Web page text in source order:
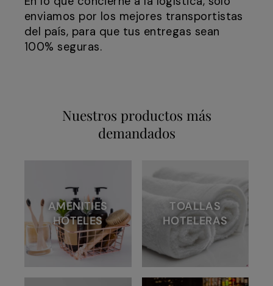
enviamos por los mejores transportistas
del país, para que tus entregas sean
100% seguras.
Nuestros productos más
demandados
AMENITIES
HOTELES
TOALLAS
HOTELERAS